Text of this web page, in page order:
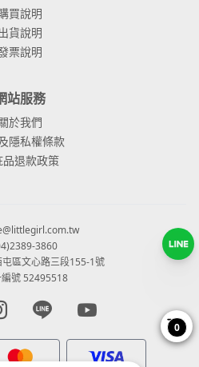
買說明
貨說明
票說明
站服務
於我們
隱私權條款
品退款政策
3860
區文心路三段155-1號
號 52495518
page
Instagram page
Line pageYoutube page
0